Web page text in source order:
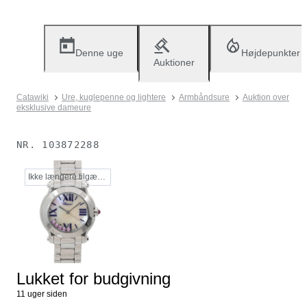
Denne uge
Auktioner
Højdepunkter
Catawiki Ure, kuglepenne og lightere Armbåndsure
Auktion over
eksklusive dameure
NR. 103872288
Ikke længere tilgængelig
Lukket for budgivning
11 uger siden